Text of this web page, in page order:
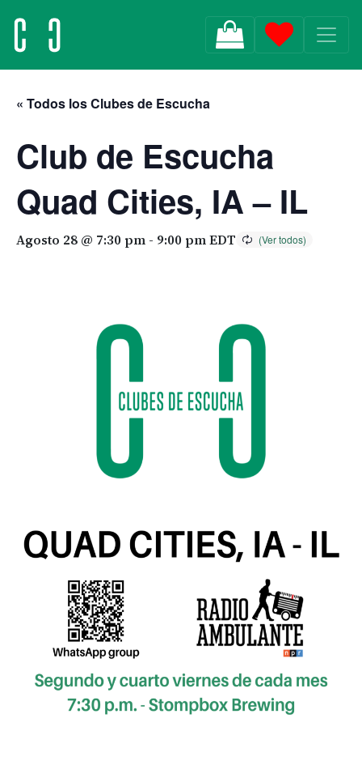
MAIN NAVIGATION
« Todos los Clubes de Escucha
Club de Escucha
Quad Cities, IA – IL
Agosto 28 @ 7:30 pm - 9:00 pmEDT